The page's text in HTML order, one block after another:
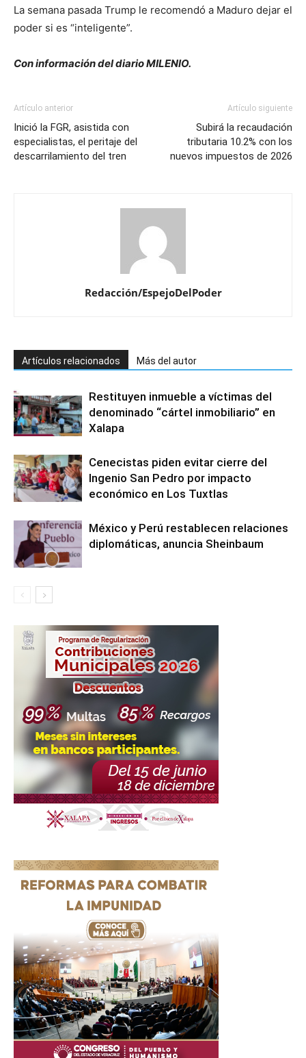
La semana pasada Trump le recomendó a Maduro dejar el
poder si es “inteligente”.
Con información del diario MILENIO.
Artículo anterior
Inició la FGR, asistida con
especialistas, el peritaje del
descarrilamiento del tren
Artículo siguiente
Subirá la recaudación
tributaria 10.2% con los
nuevos impuestos de 2026
Redacción/EspejoDelPoder
Artículos relacionados Más del autor
Restituyen inmueble a víctimas del
denominado “cártel inmobiliario” en
Xalapa
Cenecistas piden evitar cierre del
Ingenio San Pedro por impacto
económico en Los Tuxtlas
México y Perú restablecen relaciones
diplomáticas, anuncia Sheinbaum